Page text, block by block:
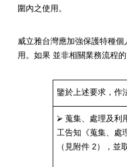
圍內之使用。
威立雅台灣應加強保護特種
用。如果 並非相關業務流程
鑒於上述要求，作
⮚ 蒐集、處理及利
工告知《蒐集、處
（見附件 2），並